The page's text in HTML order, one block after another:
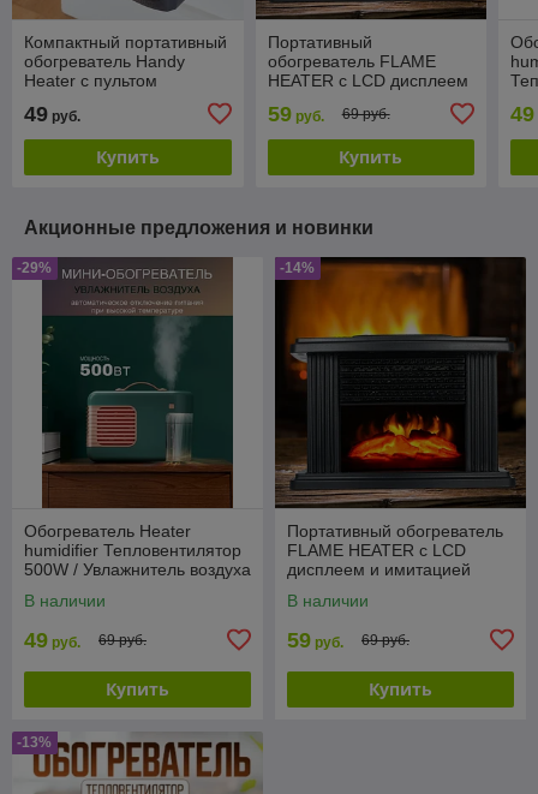
Компактный портативный
обогреватель Handy
Heater с пультом
49 руб.
Купить
Портативный
обогреватель FLAME
HEATER с LCD дисплеем
59руб. 69 руб.
Купить
49
Акционные предложения и новинки
-29%
Обогреватель Heater
humidifier Тепловентилятор
500W / Увлажнитель воздуха
В наличии
49 руб. 69 руб.
Купить
-14%
Портативный обогреватель
FLAME HEATER с LCD
дисплеем и имитацией
В наличии
59 руб. 69 руб.
Купить
-13%